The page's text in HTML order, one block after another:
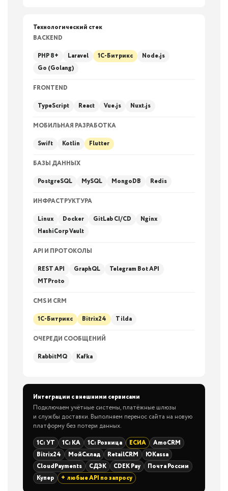
Технологический стек
BACKEND
PHP 8+ Laravel 1С-Битрикс
Node.js
Go (Golang)
FRONTEND
TypeScript React Vue.js Nuxt.js
МОБИЛЬНАЯ РАЗРАБОТКА
Swift Kotlin Flutter
БАЗЫ ДАННЫХ
PostgreSQL MySQL MongoDB Redis
ИНФРАСТРУКТУРА
Linux Docker GitLab CI/CD
Nginx
HashiCorp Vault
API И ПРОТОКОЛЫ
REST API GraphQL
Telegram Bot API
MTProto
CMS И CRM
1С-Битрикс Bitrix24 Tilda
ОЧЕРЕДИ СООБЩЕНИЙ
RabbitMQ Kafka
Интеграции с внешними сервисами
Подключаем учётные системы, платёжные шлюзы
и службы доставки. Выполняем перенос сайта на новую
платформу без потери данных.
1С: УТ
1С: КА 1С: Розница ЕСИА
AmoCRM
Bitrix24
МойСклад RetailCRM
ЮKassa
CloudPayments
СДЭК CDEK Pay
Почта России
Купер
+ любые API по запросу